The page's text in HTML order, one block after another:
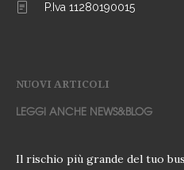
P.Iva 11280190015
NUOVI ARTICOLI
LEGGI ANCHE NEWS&BLOG
Il rischio più grande del tuo